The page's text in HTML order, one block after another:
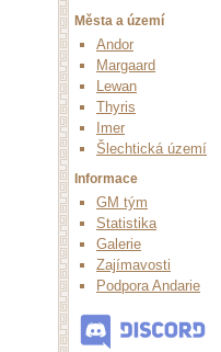
Města a území
Andor
Margaard
Lewan
Thyris
Imer
Šlechtická území
Informace
GM tým
Statistika
Galerie
Zajímavosti
Podpora Andarie